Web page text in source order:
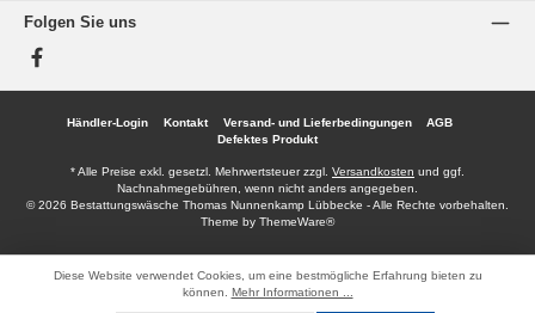
Folgen Sie uns
Facebook
Händler-Login Kontakt Versand- und Lieferbedingungen
AGB
Defektes Produkt
* Alle Preise exkl. gesetzl. Mehrwertsteuer zzgl. Versandkosten und ggf.
Nachnahmegebühren, wenn nicht anders angegeben.
© 2026 Bestattungswäsche Thomas Nunnenkamp Lübbecke - Alle Rechte vorbehalten.
Theme by ThemeWare®
Diese Website verwendet Cookies, um eine bestmögliche Erfahrung bieten zu
können. Mehr Informationen ...